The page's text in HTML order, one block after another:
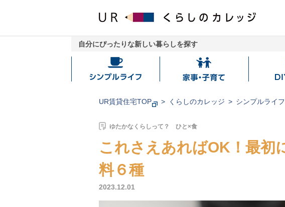
自分にぴったりな新しい暮らしを探す
シ
プ
フ
家
子
UR賃貸住宅TOP くらしのカレッジ シンプルライフ
ゆたかなくらしって？ ひと×食
これさえあればOK！最初
料６種
2023.12.01